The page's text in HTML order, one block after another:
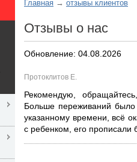
Главная отзывы клиентов
Отзывы о нас
Обновление: 04.08.2026
Протоклитов Е.
Рекомендую,
Больше переживаний
указанному времени, всё
с ребенком, его прописали